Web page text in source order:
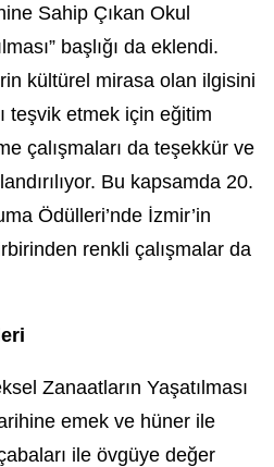
Sahip Çıkan Okul
başlığı da eklendi.
kültürel mirasa olan ilgisini
teşvik etmek için eğitim
çalışmaları da teşekkür ve
Bu kapsamda 20.
Ödülleri’nde İzmir’in
renkli çalışmalar da
Zanaatların Yaşatılması
emek ve hüner ile
ile övgüye değer